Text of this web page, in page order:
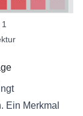
Ein Merkmal